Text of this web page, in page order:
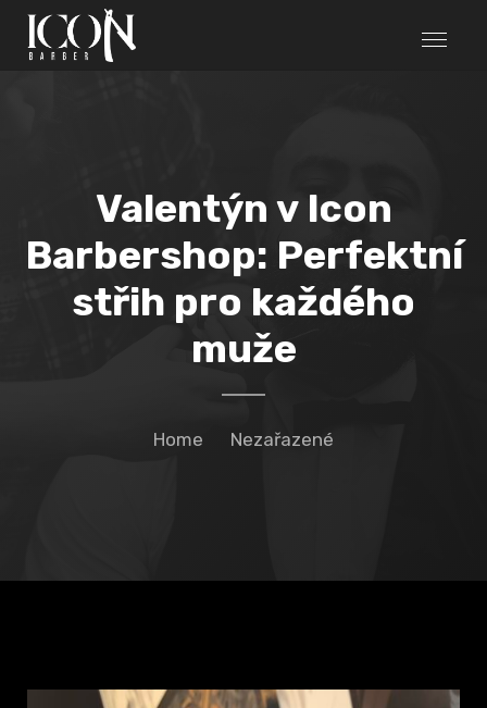
Valentýn v Icon
Barbershop: Perfektní
střih pro každého
muže
Home Nezařazené